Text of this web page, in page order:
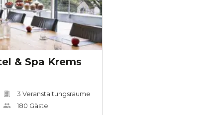
& Spa Krems
3 Veranstaltungsräume
180 Gäste